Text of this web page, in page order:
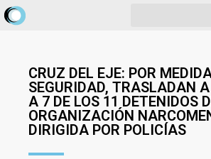
CRUZ DEL EJE: POR
SEGURIDAD, TRASLADAN
A 7 DE LOS 11 DETENIDOS
ORGANIZACIÓN
DIRIGIDA POR POLICÍAS